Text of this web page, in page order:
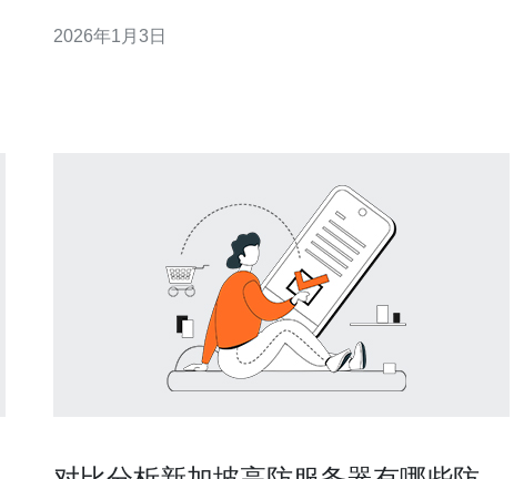
与合规性，帮助企业了解如何在保证数据安全的同时，满
2026年1月3日